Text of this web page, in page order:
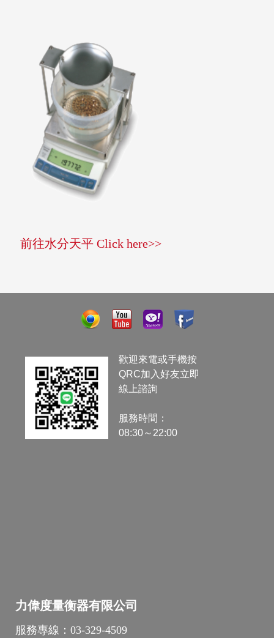
前往水分天平 Click here>>
歡迎來電或手機按
QRC加入好友立即
線上諮詢
服務時間：
08:30～22:00
力偉度量衡器有限公司
服務專線： 03-329-4509